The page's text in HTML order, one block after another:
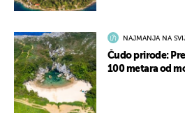
NAJMANJA NA
Čudo prirode:
100 metara od